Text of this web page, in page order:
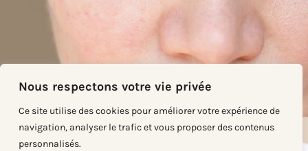
Nous respectons votre vie privée
Ce site utilise des cookies pour améliorer votre expérience de
navigation, analyser le trafic et vous proposer des contenus
personnalisés.